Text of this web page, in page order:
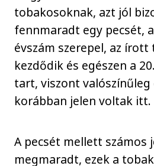
tobakosoknak, azt jól
fennmaradt egy pecsét,
évszám szerepel, az
kezdődik és egészen a
tart, viszont valószínűleg
korábban jelen voltak itt.
A pecsét mellett számos
megmaradt, ezek a